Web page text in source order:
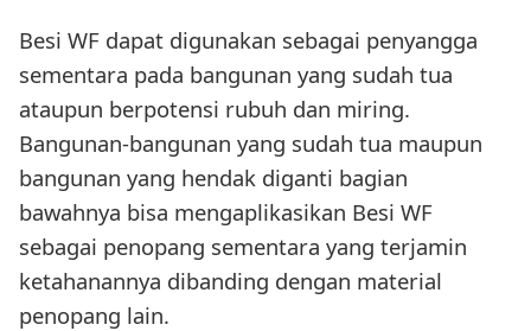
Besi WF dapat digunakan sebagai penyangga
sementara pada bangunan yang sudah tua
ataupun berpotensi rubuh dan miring.
Bangunan-bangunan yang sudah tua maupun
bangunan yang hendak diganti bagian
bawahnya bisa mengaplikasikan Besi WF
sebagai penopang sementara yang terjamin
ketahanannya dibanding dengan material
penopang lain.